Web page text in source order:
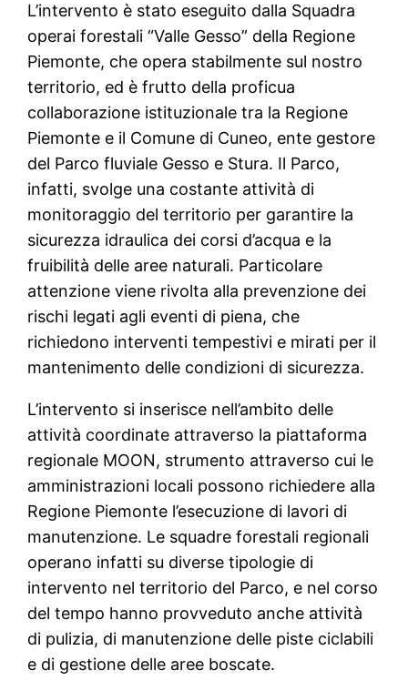
L’intervento è stato eseguito dalla Squadra
operai forestali “Valle Gesso” della Regione
Piemonte, che opera stabilmente sul nostro
territorio, ed è frutto della proficua
collaborazione istituzionale tra la Regione
Piemonte e il Comune di Cuneo, ente gestore
del Parco fluviale Gesso e Stura. Il Parco,
infatti, svolge una costante attività di
monitoraggio del territorio per garantire la
sicurezza idraulica dei corsi d’acqua e la
fruibilità delle aree naturali. Particolare
attenzione viene rivolta alla prevenzione dei
rischi legati agli eventi di piena, che
richiedono interventi tempestivi e mirati per il
mantenimento delle condizioni di sicurezza.
L’intervento si inserisce nell’ambito delle
attività coordinate attraverso la piattaforma
regionale MOON, strumento attraverso cui le
amministrazioni locali possono richiedere alla
Regione Piemonte l’esecuzione di lavori di
manutenzione. Le squadre forestali regionali
operano infatti su diverse tipologie di
intervento nel territorio del Parco, e nel corso
del tempo hanno provveduto anche attività
di pulizia, di manutenzione delle piste ciclabili
e di gestione delle aree boscate.